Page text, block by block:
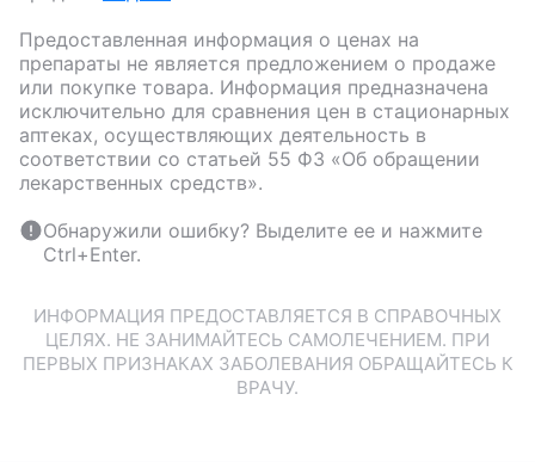
Предоставленная информация о ценах на
препараты не является предложением о продаже
или покупке товара. Информация предназначена
исключительно для сравнения цен в стационарных
аптеках, осуществляющих деятельность в
соответствии со статьей 55 ФЗ «Об обращении
лекарственных средств».
Обнаружили ошибку? Выделите ее и нажмите
Ctrl+Enter.
ИНФОРМАЦИЯ ПРЕДОСТАВЛЯЕТСЯ В СПРАВОЧНЫХ
ЦЕЛЯХ. НЕ ЗАНИМАЙТЕСЬ САМОЛЕЧЕНИЕМ. ПРИ
ПЕРВЫХ ПРИЗНАКАХ ЗАБОЛЕВАНИЯ ОБРАЩАЙТЕСЬ К
ВРАЧУ.